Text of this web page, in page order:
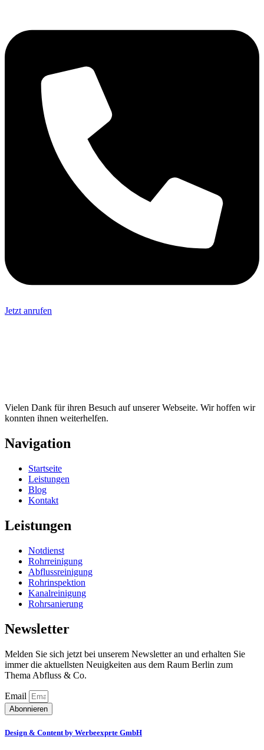
Jetzt anrufen
Vielen Dank für ihren Besuch auf unserer Webseite. Wir hoffen wir
konnten ihnen weiterhelfen.
Navigation
Startseite
Leistungen
Blog
Kontakt
Leistungen
Notdienst
Rohrreinigung
Abflussreinigung
Rohrinspektion
Kanalreinigung
Rohrsanierung
Newsletter
Melden Sie sich jetzt bei unserem Newsletter an und erhalten Sie
immer die aktuellsten Neuigkeiten aus dem Raum Berlin zum
Thema Abfluss & Co.
Email
Abonnieren
Design & Content by Werbeexprte GmbH